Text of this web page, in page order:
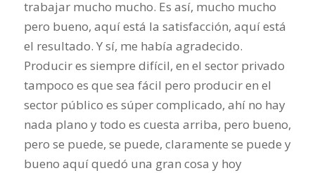
trabajar mucho mucho. Es así, mucho mucho
pero bueno, aquí está la satisfacción, aquí está
el resultado. Y sí, me había agradecido.
Producir es siempre difícil, en el sector privado
tampoco es que sea fácil pero producir en el
sector público es súper complicado, ahí no hay
nada plano y todo es cuesta arriba, pero bueno,
pero se puede, se puede, claramente se puede y
bueno aquí quedó una gran cosa y hoy